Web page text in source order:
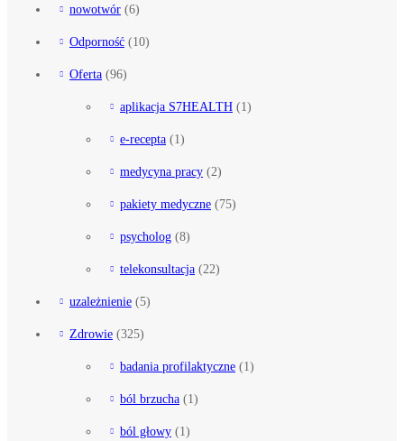
nowotwór (6)
Odporność (10)
Oferta (96)
aplikacja S7HEALTH (1)
e-recepta (1)
medycyna pracy (2)
pakiety medyczne (75)
psycholog (8)
telekonsultacja (22)
uzależnienie (5)
Zdrowie (325)
badania profilaktyczne (1)
ból brzucha (1)
ból głowy (1)